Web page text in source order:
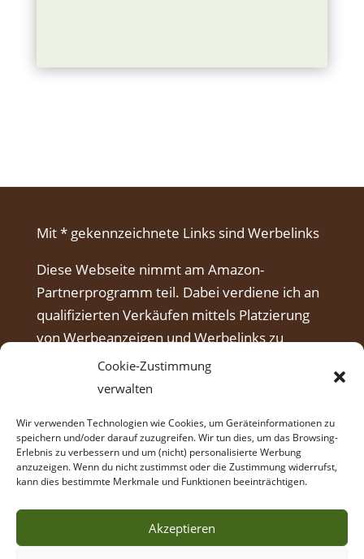
Cookie-Zustimmung
verwalten
Wir verwenden Technologien wie Cookies, um Geräteinformationen zu
speichern und/oder darauf zuzugreifen. Wir tun dies, um das Browsing-
Erlebnis zu verbessern und um (nicht) personalisierte Werbung
anzuzeigen. Wenn du nicht zustimmst oder die Zustimmung widerrufst,
kann dies bestimmte Merkmale und Funktionen beeinträchtigen.
Akzeptieren
Mit * gekennzeichnete Links sind Werbelinks
Diese Webseite nimmt am Amazon-
Partnerprogramm teil. Dabei verdiene ich an
qualifizierten Verkäufen mittels Platzierung
von Werbeanzeigen und Werbelinks zu